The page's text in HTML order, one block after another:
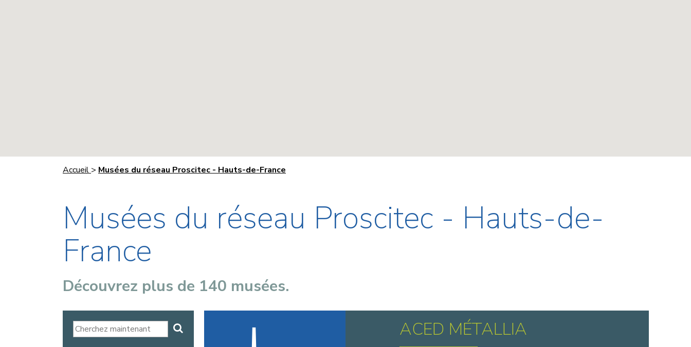
Accueil > Musées du réseau Proscitec - Hauts-de-France
Musées du réseau Proscitec - Hauts-de-
France
Découvrez plus de 140 musées.
ACED MÉTALLIA